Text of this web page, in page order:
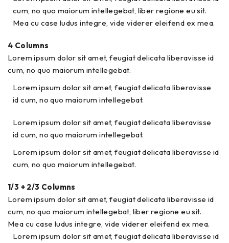
cum, no quo maiorum intellegebat, liber regione eu sit.
Mea cu case ludus integre, vide viderer eleifend ex mea.
4 Columns
Lorem ipsum dolor sit amet, feugiat delicata liberavisse id
cum, no quo maiorum intellegebat.
Lorem ipsum dolor sit amet, feugiat delicata liberavisse
id cum, no quo maiorum intellegebat.
Lorem ipsum dolor sit amet, feugiat delicata liberavisse
id cum, no quo maiorum intellegebat.
Lorem ipsum dolor sit amet, feugiat delicata liberavisse id
cum, no quo maiorum intellegebat.
1/3 + 2/3 Columns
Lorem ipsum dolor sit amet, feugiat delicata liberavisse id
cum, no quo maiorum intellegebat, liber regione eu sit.
Mea cu case ludus integre, vide viderer eleifend ex mea.
Lorem ipsum dolor sit amet, feugiat delicata liberavisse id